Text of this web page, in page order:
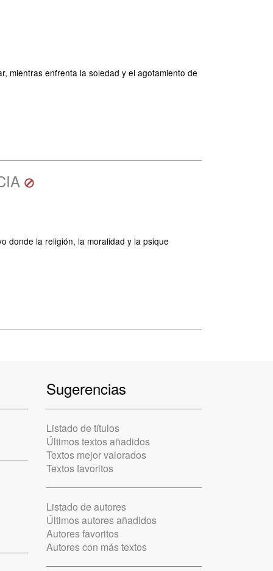
mientras enfrenta la soledad y el agotamiento de
donde la religión, la moralidad y la psique
Sugerencias
Listado de títulos
Últimos textos añadidos
Textos mejor valorados
Textos favoritos
Listado de autores
Últimos autores añadidos
Autores favoritos
Autores con más textos